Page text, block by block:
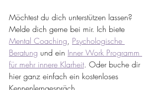
Möchtest du dich unterstützen lassen?
Melde dich gerne bei mir. Ich biete
Mental Coaching, Psychologische
Beratung und ein Inner Work Programm
für mehr innere Klarheit. Oder buche dir
hier ganz einfach ein kostenloses